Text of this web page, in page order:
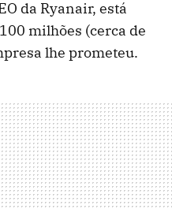
da Ryanair, está
milhões (cerca de
lhe prometeu.